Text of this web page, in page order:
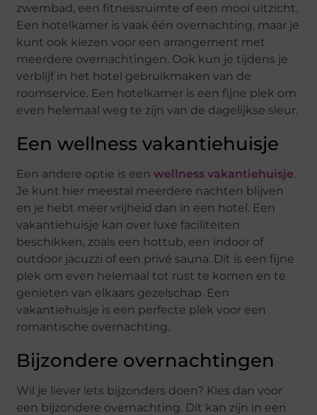
zwembad, een fitnessruimte of een mooi uitzicht.
Een hotelkamer is vaak één overnachting, maar je
kunt ook kiezen voor een arrangement met
meerdere overnachtingen. Ook kun je tijdens je
verblijf in het hotel gebruikmaken van de
roomservice. Een hotelkamer is een fijne plek om
even helemaal weg te zijn van de dagelijkse sleur.
Een wellness vakantiehuisje
Een andere optie is eenwellness vakantiehuisje.
Je kunt hier meestal meerdere nachten blijven
en je hebt meer vrijheid dan in een hotel. Een
vakantiehuisje kan over luxe faciliteiten
beschikken, zoals een hottub, een indoor of
outdoor jacuzzi of een privé sauna. Dit is een fijne
plek om even helemaal tot rust te komen en te
genieten van elkaars gezelschap. Een
vakantiehuisje is een perfecte plek voor een
romantische overnachting.
Bijzondere overnachtingen
Wil je liever iets bijzonders doen? Kies dan voor
een bijzondere overnachting. Dit kan zijn in een